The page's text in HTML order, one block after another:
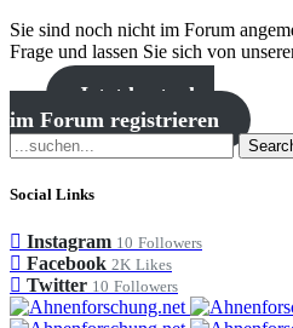
Sie sind noch nicht im Forum
Frage und lassen Sie sich von
Jetzt kostenlos
im Forum registrieren
Social Links
Instagram 10 Followers
Facebook 2K Likes
Twitter 10 Followers